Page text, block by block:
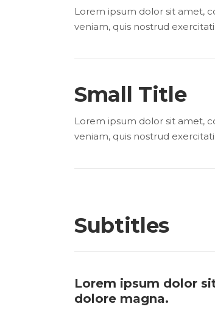
Lorem ipsum dolor sit amet,
veniam, quis nostrud
Small Title
Lorem ipsum dolor sit amet,
veniam, quis nostrud
Subtitles
Lorem ipsum dolor
dolore magna.